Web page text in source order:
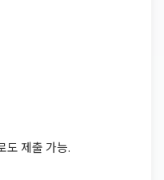
도 제출 가능.